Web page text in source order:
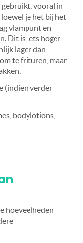
vooral in
je het bij het
vlampunt en
Dit is iets hoger
lager dan
te frituren, maar
(indien verder
bodylotions,
hoeveelheden